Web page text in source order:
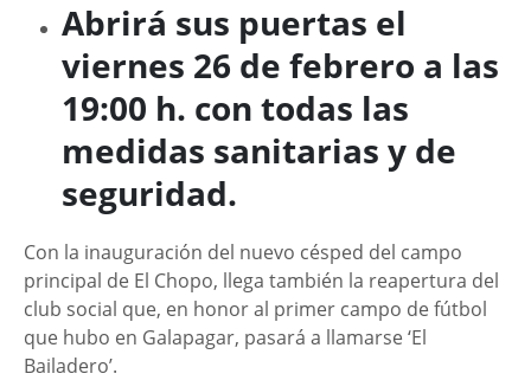
Abrirá sus puertas el
viernes 26 de febrero a las
19:00 h. con todas las
medidas sanitarias y de
seguridad.
Con la inauguración del nuevo césped del campo
principal de El Chopo, llega también la reapertura del
club social que, en honor al primer campo de fútbol
que hubo en Galapagar, pasará a llamarse ‘El
Bailadero’.